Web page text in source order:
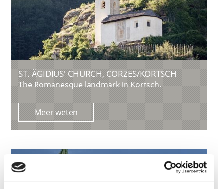
ST. ÄGIDIUS' CHURCH, CORZES/KORTSCH
The Romanesque landmark in Kortsch.
Meer weten